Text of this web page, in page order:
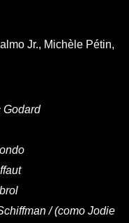
Jr., Michèle Pétin,
Godard
/ (como Jodie